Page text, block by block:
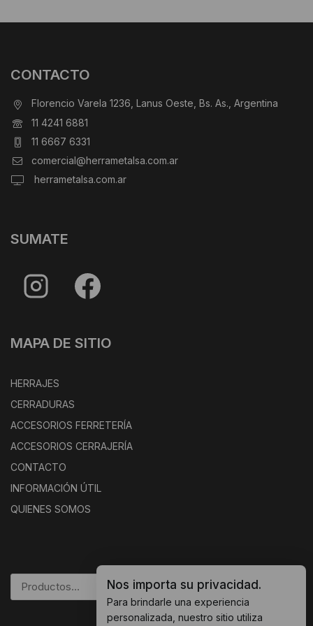
CONTACTO
Florencio Varela 1236, Lanus Oeste, Bs. As., Argentina
11 4241 6881
11 6667 6331
comercial@herrametalsa.com.ar
herrametalsa.com.ar
SUMATE
MAPA DE SITIO
HERRAJES
CERRADURAS
ACCESORIOS FERRETERÍA
ACCESORIOS CERRAJERÍA
CONTACTO
INFORMACIÓN ÚTIL
QUIENES SOMOS
BUSCAR
Nos importa su privacidad.
Para brindarle una experiencia
personalizada, nuestro sitio utiliza